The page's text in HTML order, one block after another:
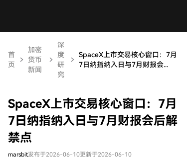
首
页
加密
货币
新闻
深
度
研
究
SpaceX上市交易核心窗口：7月
7日纳指纳入日与7月财报会...
SpaceX上市交易核心窗口：7月
7日纳指纳入日与7月财报会后解
禁点
marsbit发布于2026-06-10更新于2026-06-10